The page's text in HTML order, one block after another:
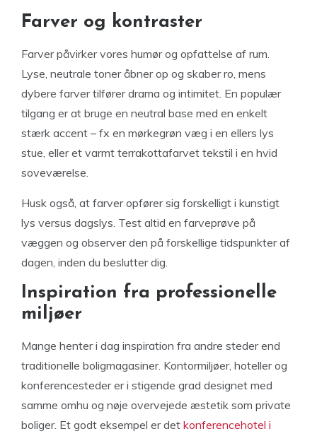
Farver og kontraster
Farver påvirker vores humør og opfattelse af rum.
Lyse, neutrale toner åbner op og skaber ro, mens
dybere farver tilfører drama og intimitet. En populær
tilgang er at bruge en neutral base med en enkelt
stærk accent – fx en mørkegrøn væg i en ellers lys
stue, eller et varmt terrakottafarvet tekstil i en hvid
soveværelse.
Husk også, at farver opfører sig forskelligt i kunstigt
lys versus dagslys. Test altid en farveprøve på
væggen og observer den på forskellige tidspunkter af
dagen, inden du beslutter dig.
Inspiration fra professionelle
miljøer
Mange henter i dag inspiration fra andre steder end
traditionelle boligmagasiner. Kontormiljøer, hoteller og
konferencesteder er i stigende grad designet med
samme omhu og nøje overvejede æstetik som private
boliger. Et godt eksempel er det konferencehotel i